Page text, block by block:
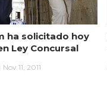
ha solicitado hoy
Ley Concursal
Nov 11, 2011